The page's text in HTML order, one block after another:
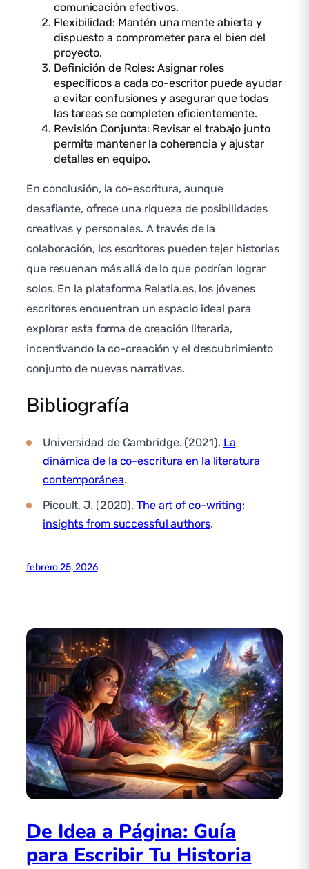
comunicación efectivos.
Flexibilidad: Mantén una mente abierta y
dispuesto a comprometer para el bien del
proyecto.
Definición de Roles: Asignar roles
específicos a cada co-escritor puede ayudar
a evitar confusiones y asegurar que todas
las tareas se completen eficientemente.
Revisión Conjunta: Revisar el trabajo junto
permite mantener la coherencia y ajustar
detalles en equipo.
En conclusión, la co-escritura, aunque
desafiante, ofrece una riqueza de posibilidades
creativas y personales. A través de la
colaboración, los escritores pueden tejer historias
que resuenan más allá de lo que podrían lograr
solos. En la plataforma Relatia.es, los jóvenes
escritores encuentran un espacio ideal para
explorar esta forma de creación literaria,
incentivando la co-creación y el descubrimiento
conjunto de nuevas narrativas.
Bibliografía
Universidad de Cambridge. (2021). La
dinámica de la co-escritura en la literatura
contemporánea.
Picoult, J. (2020). The art of co-writing:
insights from successful authors.
febrero 25, 2026
De Idea a Página: Guía
para Escribir Tu Historia